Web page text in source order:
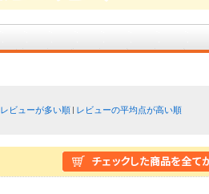
レビューが多い順
レビューの平均点が高い順